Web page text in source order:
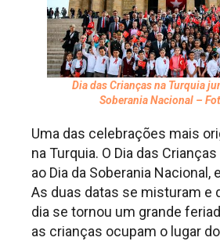
Dia das Crianças na Turquia
Soberania Nacional –
Uma das celebrações mais
na Turquia. O Dia das
ao Dia da Soberania Nacional,
As duas datas se misturam e
dia se tornou um grande
as crianças ocupam o lugar